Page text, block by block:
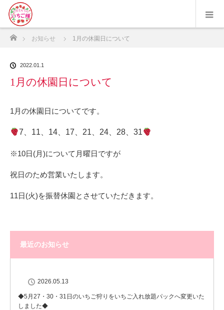
ホーム
お知らせ 1月の休園日について
2022.01.1
1月の休園日について
1月の休園日についてです。
7、11、14、17、21、24、28、31
※10日(月)について月曜日ですが
祝日のため営業いたします。
11日(火)を振替休園とさせていただきます。
最近のお知らせ
2026.05.13
◆5月27・30・31日のいちご狩りをいちご入れ放題パックへ変更いた
しました◆